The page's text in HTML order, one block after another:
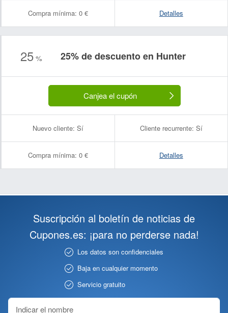
Compra mínima: 0 € Detalles
25 % 25% de descuento en Hunter
Canjea el cupón
Nuevo cliente: Sí Cliente recurrente: Sí
Compra mínima: 0 € Detalles
Suscripción al boletín de noticias de
Cupones.es: ¡para no perderse nada!
Los datos son confidenciales
Baja en cualquier momento
Servicio gratuito